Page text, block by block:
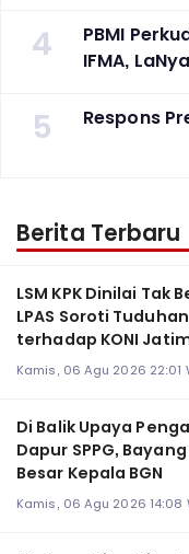
4
PBMI
IFMA,
5 Respons
Berita Terbaru
LSM KPK Dinilai
LPAS Soroti
terhadap KONI
Kamis, 06 Agu 2026 22:01
Di Balik Upaya
Dapur SPPG,
Besar Kepala BGN
Kamis, 06 Agu 2026 14:08